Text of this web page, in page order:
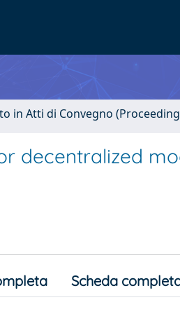
in Atti di Convegno
decentralized
Scheda